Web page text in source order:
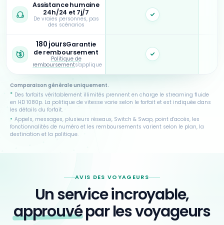
Assistance humaine
24h/24 et 7j/7
De vraies personnes, pas
des scénarios
Oui
180 joursGarantie
de remboursement
Politique de
remboursements'applique
Oui
Comparaison générale uniquement.
* Des forfaits véritablement illimités prennent en charge le streaming fluide
en HD 1080p. La politique de vitesse varie selon le forfait et est indiquée dans
les détails du forfait.
• Appels, messages, plusieurs réseaux, Switch & Swap, point d'accès, les
fonctionnalités de numéro et les remboursements varient selon le plan, la
destination et la politique.
AVIS DES VOYAGEURS
Un service incroyable,
approuvépar les voyageurs